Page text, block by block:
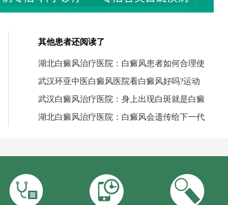
其他患者还阅读了
湖北白癜风治疗医院：白癜风患者如何合理使
武汉环亚中医白癜风医院看白癜风好吗?运动
武汉白癜风治疗医院：身上出现白斑就是白癜
湖北白癜风治疗医院：白癜风会遗传给下一代